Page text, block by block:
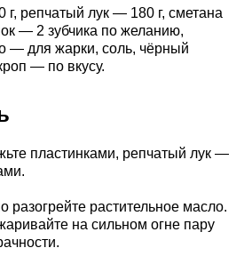
репчатый лук — 180 г, сметана
— 2 зубчика по желанию,
— для жарки, соль, чёрный
— по вкусу.
пластинками, репчатый лук —
разогрейте растительное масло.
на сильном огне пару